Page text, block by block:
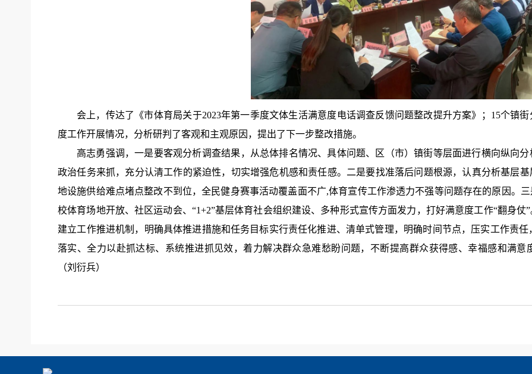
会上，传达了《市体育局关于2023年第一季度文体生活满意度电话调查反馈问题整改提升方案》；15个镇
度工作开展情况，分析研判了客观和主观原因，提出了下一步整改措施。
高志勇强调，一是要客观分析调查结果，从总体排名情况、具体问题、区（市）镇街等层面进行横向纵向
政治任务来抓，充分认清工作的紧迫性，切实增强危机感和责任感。 二是要找准落后问题根源，认真分析基层
地设施供给难点堵点整改不到位，全民健身赛事活动覆盖面不广,体育宣传工作渗透力不强等问题存在的原因。
校体育场地开放、社区运动会、“1+2”基层体育社会组织建设、多种形式宣传方面发力，打好满意度工作“翻身仗”
建立工作推进机制，明确具体推进措施和任务目标实行责任化推进、清单式管理，明确时间节点，压实工作责
落实、全力以赴抓达标、系统推进抓见效，着力解决群众急难愁盼问题，不断提高群众获得感、幸福感和满意
（刘衍兵）